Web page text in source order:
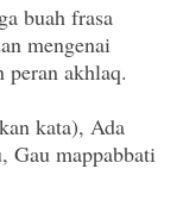
buah frasa
mengenai
peran akhlaq.
kata), Ada
Gau mappabbati